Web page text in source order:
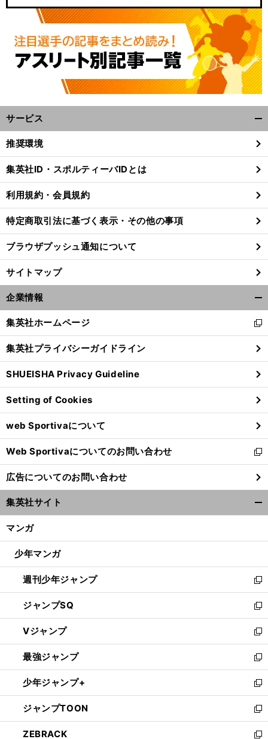
サービス
閉
る
推奨環境
集英社ID・スポルティーバIDとは
利用規約・会員規約
特定商取引法に基づく表示・その他の事項
ブラウザプッシュ通知について
サイトマップ
企業情報
閉
る
集英社ホームページ
新
し
い
ウ
ィ
ン
ド
ウ
で
開
く
集英社プライバシーガイドライン
SHUEISHA Privacy Guideline
Setting of Cookies
web Sportivaについて
Web Sportivaについてのお問い合わせ
新
し
い
ウ
ィ
ン
ウ
開
く
広告についてのお問い合わせ
集英社サイト
マンガ
少年マンガ
週刊少年ジャンプ
新
し
い
ウ
ィ
ン
ド
ウ
で
開
く
ジャンプSQ
新
し
い
ウ
ィ
ン
ド
ウ
で
開
く
Vジャンプ
新
し
い
ウ
ィ
ン
ド
ウ
で
最強ジャンプ
新
し
い
ウ
ィ
ン
ド
少年ジャンプ+
新
し
い
ウ
ィ
ジャンプTOON
新
し
い
ZEBRACK
新